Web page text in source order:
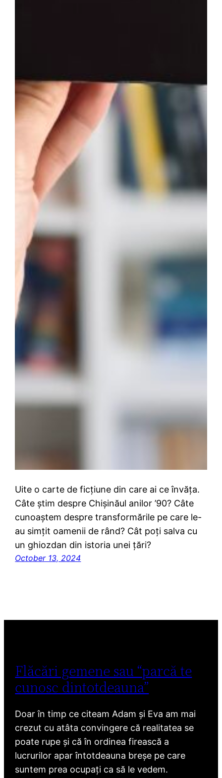
Uite o carte de ficțiune din care ai ce învăța.
Câte știm despre Chișinăul anilor ’90? Câte
cunoaștem despre transformările pe care le-
au simțit oamenii de rând? Cât poți salva cu
un ghiozdan din istoria unei țări?
October 13, 2024
Flăcări gemene sau “parcă te
cunosc dintotdeauna”
Doar în timp ce citeam Adam și Eva am mai
crezut cu atâta convingere că realitatea se
poate rupe și că în ordinea firească a
lucrurilor apar întotdeauna breșe pe care
suntem prea ocupați ca să le vedem.